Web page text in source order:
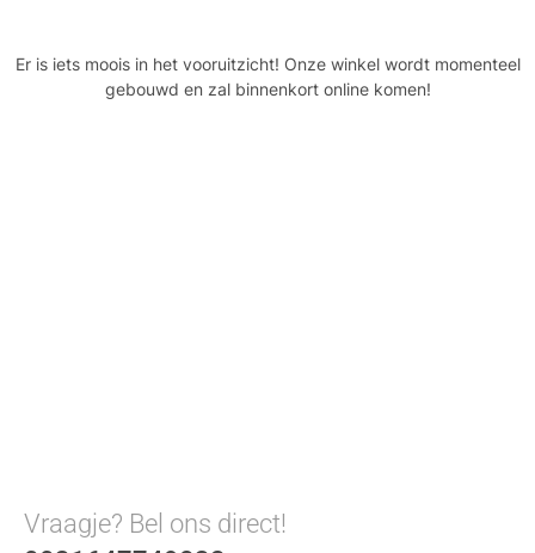
Er is iets moois in het vooruitzicht! Onze winkel wordt momenteel
gebouwd en zal binnenkort online komen!
Vraagje? Bel ons direct!